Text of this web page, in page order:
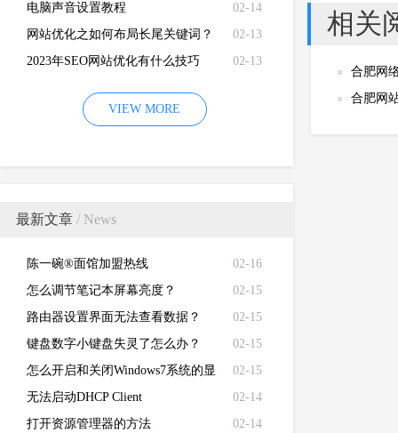
02-14
电脑声音设置教程
02-13
网站优化之如何布局长尾关键词？
02-13
2023年SEO网站优化有什么技巧
VIEW MORE
最新文章 / News
02-16
陈一碗®面馆加盟热线
02-15
怎么调节笔记本屏幕亮度？
02-15
路由器设置界面无法查看数据？
02-15
键盘数字小键盘失灵了怎么办？
02-15
怎么开启和关闭Windows7系统的显
卡硬件加速功能
02-14
无法启动DHCP Client
02-14
打开资源管理器的方法
相关
合肥网
合肥网